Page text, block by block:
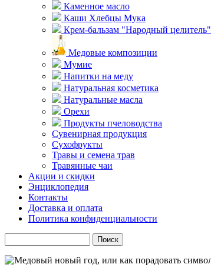
Каменное масло
Каши Хлебцы Мука
Крем-бальзам "Народный целитель"
Медовые композиции
Мумие
Напитки на меду
Натуральная косметика
Натуральные масла
Орехи
Продукты пчеловодства
Сувенирная продукция
Сухофрукты
Травы и семена трав
Травянные чаи
Акции и скидки
Энциклопедия
Контакты
Доставка и оплата
Политика конфиденциальности